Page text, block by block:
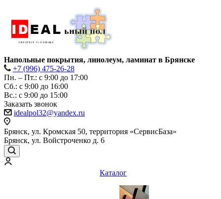
Напольные покрытия, линолеум, ламинат в Брянске
+7 (996) 475-26-28
Пн. – Пт.: с 9:00 до 17:00
Сб.: с 9:00 до 16:00
Bc.: с 9:00 до 15:00
Заказать звонок
idealpol32@yandex.ru
Брянск, ул. Кромская 50, территория «СервисБаза»
Брянск, ул. Войстроченко д. 6
Каталог